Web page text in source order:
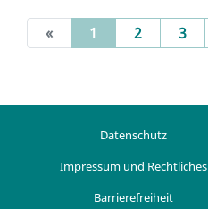
« 1 (current)
2 3
Datenschutz
Impressum und Rechtliches
Barrierefreiheit